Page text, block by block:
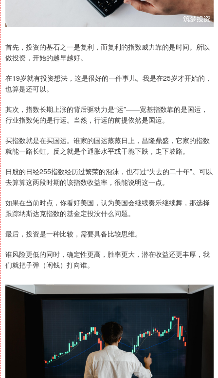
首先，投资的基石之一是复利，而复利的指数威力靠的是时间。所以
做投资，开始的越早越好。
在19岁就有投资想法，这是很好的一件事儿。我是在25岁才开始的，
也算是还可以。
其次，指数长期上涨的背后驱动力是“运”——宽基指数靠的是国运，
行业指数凭的是行运。当然，行运的前提依然是国运。
买指数就是在买国运。谁家的国运蒸蒸日上，昌隆鼎盛，它家的指数
就能一路长虹。反之就是个通胀水平或干脆下跌，走下坡路。
日股的日经255指数经历过繁荣的泡沫，也有过“失去的二十年”。可以
去算算这两段时期的该指数收益率，很能说明这一点。
如果在当前时点，你看好美国，认为美国会继续奏乐继续舞，那选择
跟踪纳斯达克指数的基金定投没什么问题。
最后，投资是一种比较，需要具备比较思维。
谁风险更低的同时，确定性更高，胜率更大，潜在收益还更丰厚，我
们就把子弹（闲钱）打向谁。